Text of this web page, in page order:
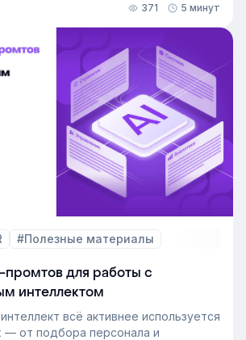
применяют в бизнесе и какую
в управлении персоналом.
371 5 минут
#Полезные материалы
для работы с
интеллектом
всё активнее используется
— от подбора персонала и